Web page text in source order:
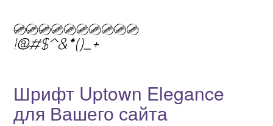
Шрифт Uptown Elegance
для Вашего сайта